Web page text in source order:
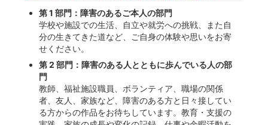
第 1 部門：障害のあるご本人の部門
学校や施設での生活、自立や就労への挑戦、また自
分の生きてきた道など、ご自身の体験や思いをお寄
せください。
第 2 部門：障害のある人とともに歩んでいる人の部
門
教師、福祉施設職員、ボランティア、職場の関係
者、友人、家族など、障害のある方と日々接してい
る方からの作品をお待ちしています。教育・支援の